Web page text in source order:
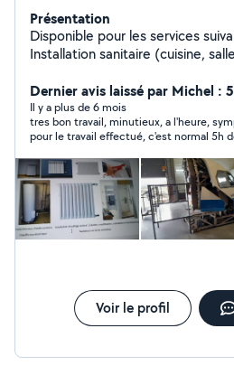
Présentation
Disponible pour les services suivants : -
Installation sanitaire (cuisine,
conduites de vidange,
installations - Chauffage (Réparation réseaux
hydrauliques et modification
(Pose et création d'éléments en zinc) -
: réparation fuites et (nettoyage
Faïence - Bricolage - Petits travaux - Serrurerie
(Réparation et création
- Clôture Grillage (Tout type) -
autres...
Dernier avis laissé par Michel :
Il y a plus de 6 mois
tres bon travail, minutieux, a l'heure, sympa tarif élevé mais
pour le travail effectué, c'est normal 5h de travail;
Voir le profil